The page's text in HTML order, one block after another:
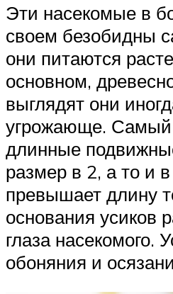
Эти насекомые в
своем безобидны
они питаются
основном,
выглядят они
угрожающе. Самый
длинные
размер в 2, а то и
превышает длину
основания усиков
глаза насекомого.
обоняния и